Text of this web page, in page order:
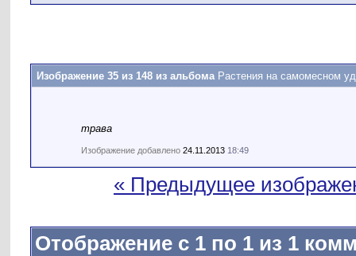
Изображение 35 из 148 из альбома Растения на самомесном
трава
Изображение добавлено24.11.2013 18:49
« Предыдущее
Отображение с 1 по 1 из 1